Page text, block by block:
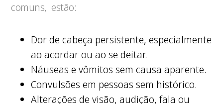
comuns, estão:
Dor de cabeça persistente, especialmente
ao acordar ou ao se deitar.
Náuseas e vômitos sem causa aparente.
Convulsões em pessoas sem histórico.
Alterações de visão, audição, fala ou